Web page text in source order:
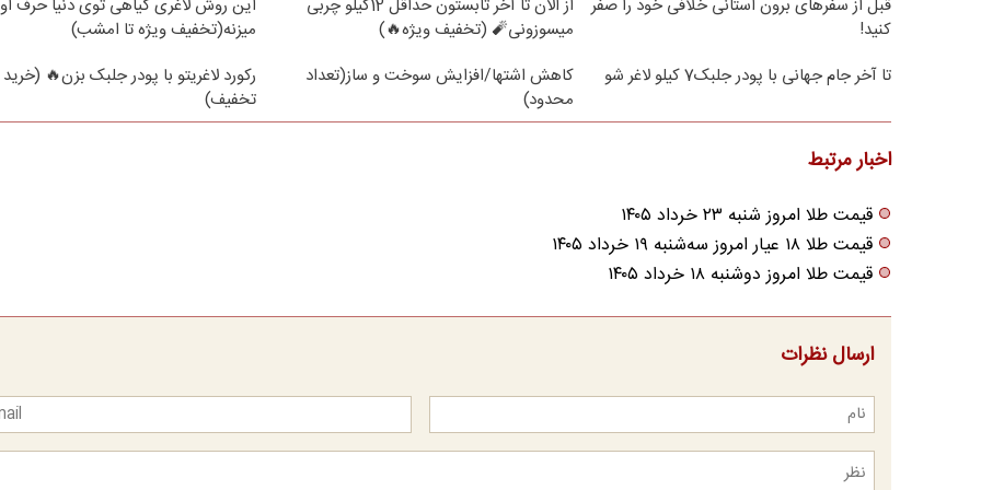
قبل از سفرهای برون استانی خلافی خود را صفر
کنید!
از الان تا آخر تابستون حداقل 12کیلو چربی
میسوزونی🧨 (تخفیف ویژه🔥)
این روش لاغری گیاهی توی دنیا حرف
میزنه(تخفیف ویژه تا امشب)
تا آخر جام جهانی با پودر جلبک7 کیلو لاغر شو
کاهش اشتها/افزایش سوخت و ساز(تعداد
محدود)
رکورد لاغریتو با پودر جلبک بزن🔥 (خرید
تخفیف)
اخبار مرتبط
قیمت طلا امروز شنبه ۲۳ خرداد ۱۴۰۵
قیمت طلا ۱۸ عیار امروز سه‌شنبه ۱۹ خرداد ۱۴۰۵
قیمت طلا امروز دوشنبه ۱۸ خرداد ۱۴۰۵
ارسال نظرات